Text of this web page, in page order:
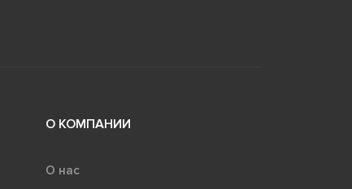
О КОМПАНИИ
О нас